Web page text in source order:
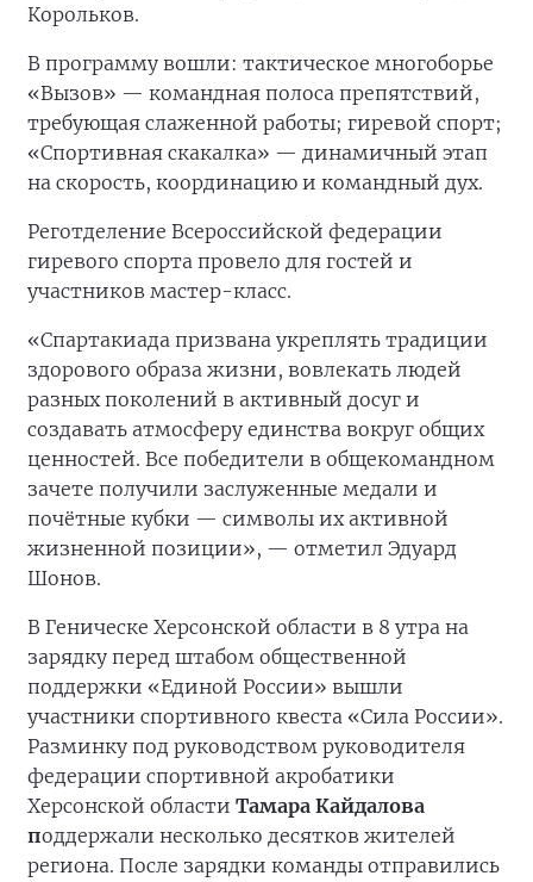
Корольков.
В программу вошли: тактическое многоборье
«Вызов» — командная полоса препятствий,
требующая слаженной работы; гиревой спорт;
«Спортивная скакалка» — динамичный этап
на скорость, координацию и командный дух.
Реготделение Всероссийской федерации
гиревого спорта провело для гостей и
участников мастер-класс.
«Спартакиада призвана укреплять традиции
здорового образа жизни, вовлекать людей
разных поколений в активный досуг и
создавать атмосферу единства вокруг общих
ценностей. Все победители в общекомандном
зачете получили заслуженные медали и
почётные кубки — символы их активной
жизненной позиции», — отметил Эдуард
Шонов.
В Геническе Херсонской области в 8 утра на
зарядку перед штабом общественной
поддержки «Единой России» вышли
участники спортивного квеста «Сила России».
Разминку под руководством руководителя
федерации спортивной акробатики
Херсонской области Тамара Кайдалова
поддержали несколько десятков жителей
региона. После зарядки команды отправились